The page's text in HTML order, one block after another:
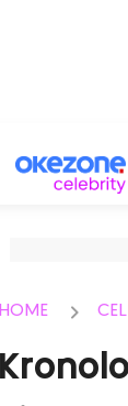
HOME